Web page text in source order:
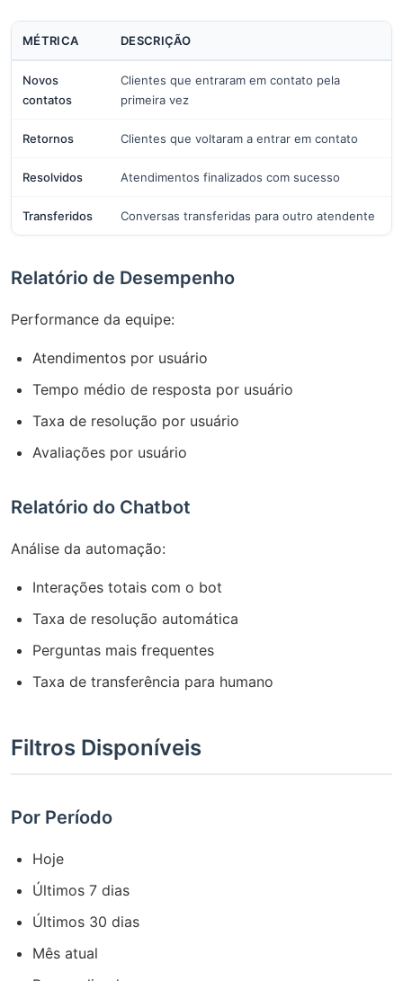
MÉTRICA DESCRIÇÃO
Novos
contatos
Clientes que entraram em contato pela
primeira vez
Retornos Clientes que voltaram a entrar em contato
Resolvidos Atendimentos finalizados com sucesso
Transferidos Conversas transferidas para outro atendente
Relatório de Desempenho
Performance da equipe:
Atendimentos por usuário
Tempo médio de resposta por usuário
Taxa de resolução por usuário
Avaliações por usuário
Relatório do Chatbot
Análise da automação:
Interações totais com o bot
Taxa de resolução automática
Perguntas mais frequentes
Taxa de transferência para humano
Filtros Disponíveis
Por Período
Hoje
Últimos 7 dias
Últimos 30 dias
Mês atual